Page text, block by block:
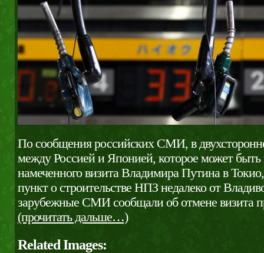
По сообщения российских СМИ, в
между Россией и Японией, которое может быть
намеченного визита Владимира Путина в
пункт о строительстве НПЗ недалеко от
зарубежные СМИ сообщали об отмене визита
(прочитать дальше…)
Related Images: